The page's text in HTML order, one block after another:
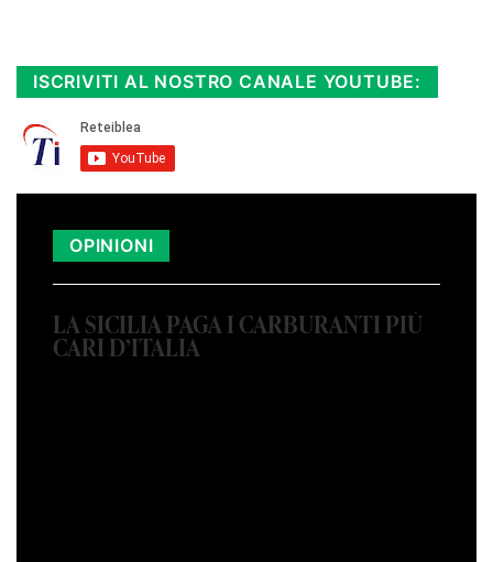
ISCRIVITI AL NOSTRO CANALE YOUTUBE:
OPINIONI
LA SICILIA PAGA I CARBURANTI PIÙ
CARI D’ITALIA